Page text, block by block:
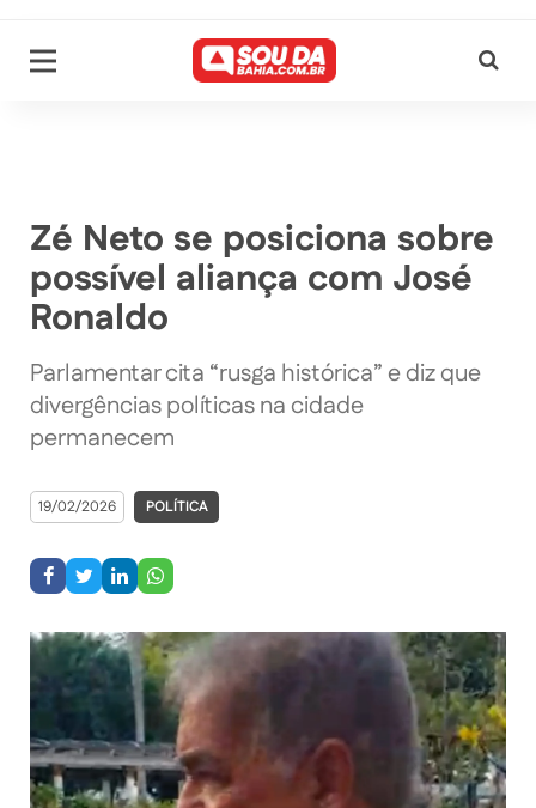
Zé Neto se posiciona sobre
possível aliança com José
Ronaldo
Parlamentar cita “rusga histórica” e diz que
divergências políticas na cidade
permanecem
19/02/2026 POLÍTICA